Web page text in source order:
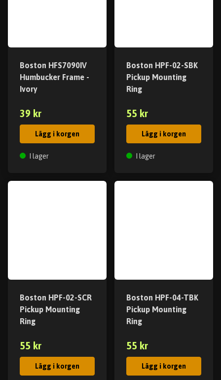
Boston HFS7090IV
Humbucker Frame -
Ivory
39 kr
Lägg i korgen
I lager
Boston HPF-02-SBK
Pickup Mounting
Ring
55 kr
Lägg i korgen
I lager
Boston HPF-02-SCR
Pickup Mounting
Ring
55 kr
Lägg i korgen
Boston HPF-04-TBK
Pickup Mounting
Ring
55 kr
Lägg i korgen